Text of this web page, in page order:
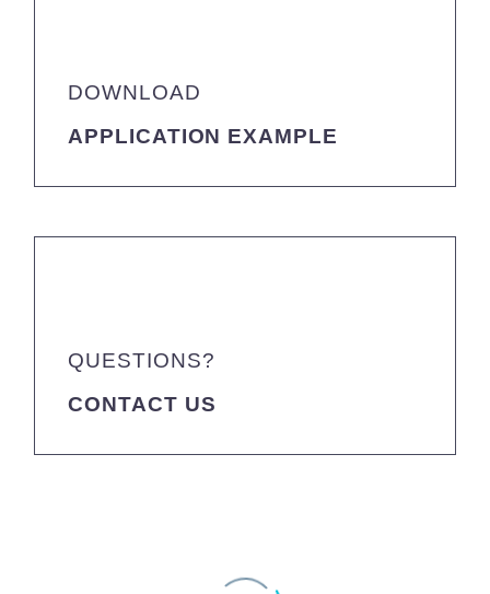
DOWNLOAD
APPLICATION EXAMPLE
QUESTIONS?
CONTACT US